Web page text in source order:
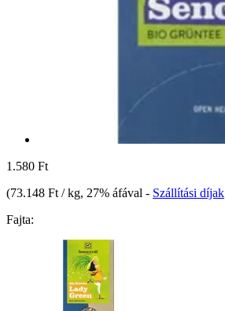
1.580 Ft
(73.148 Ft / kg, 27% áfával - Szállítási díjak
Fajta: